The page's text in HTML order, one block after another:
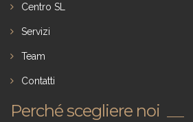
Centro SL
Servizi
Team
Contatti
Perché scegliere noi